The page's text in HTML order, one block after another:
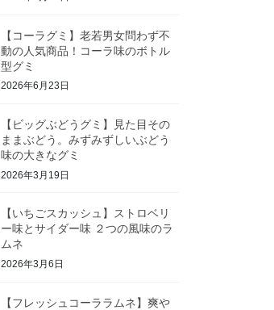
【コーラグミ】老若男女問わず不
動の人気商品！コーラ味のボトル
型グミ
2026年6月23日
【ビッグぶどうグミ】見た目その
ままぶどう。みずみずしいぶどう
味の大きなグミ
2026年3月19日
【いちごスカッシュ】ストロベリ
ー味とサイダー味 ２つの風味のラ
ムネ
2026年3月6日
【フレッシュコーララムネ】爽や